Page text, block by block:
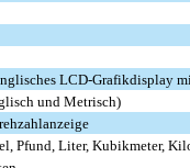
LCD-Grafikdisplay
und Metrisch)
Pfund, Liter, Kubikmeter,